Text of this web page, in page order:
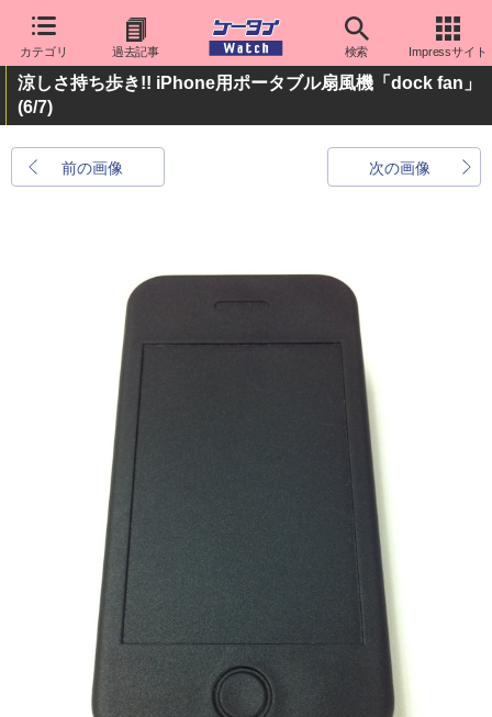
カテゴリ 過去記事 検索 Impressサイト
涼しさ持ち歩き!! iPhone用ポータブル扇風機「dock fan」
(6/7)
前の画像 次の画像